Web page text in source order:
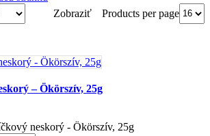
Zobraziť
Products per page
– Ökörszív, 25g
neskorý - Ökörszív, 25g